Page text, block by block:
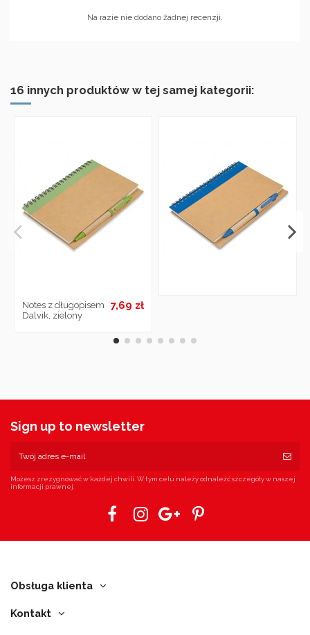
Na razie nie dodano żadnej recenzji.
16 innych produktów w tej samej kategorii:
Notes z długopisem
Dalvik, zielony
7,69 zł
Sign up to newsletter
Możesz zrezygnować w każdej chwili. W tym celu należy odnaleźć szczegóły w naszej
informacji prawnej.
Obsługa klienta
Kontakt